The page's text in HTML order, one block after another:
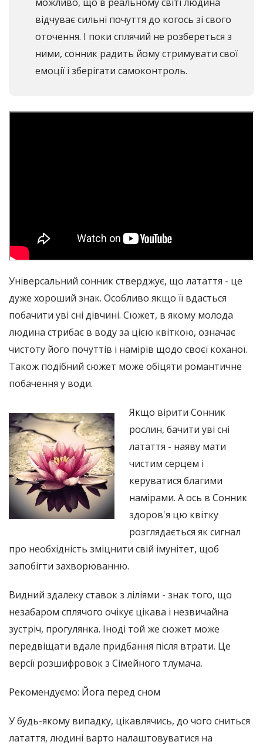
відчуває сильні почуття до когось зі свого
оточення. І поки сплячий не розбереться з
ними, сонник радить йому стримувати свої
емоції і зберігати самоконтроль.
Універсальний сонник стверджує, що латаття - це
дуже хороший знак. Особливо якщо її вдасться
побачити уві сні дівчині. Сюжет, в якому молода
людина стрибає в воду за цією квіткою, означає
чистоту його почуттів і намірів щодо своєї коханої.
Також подібний сюжет може обіцяти романтичне
побачення у води.
Якщо вірити Сонник
рослин, бачити уві сні
латаття - наяву мати
чистим серцем і
керуватися благими
намірами. А ось в Сонник
здоров'я цю квітку
розглядається як сигнал
про необхідність зміцнити свій імунітет, щоб
запобігти захворюванню.
Видний здалеку ставок з ліліями - знак того, що
незабаром сплячого очікує цікава і незвичайна
зустріч, прогулянка. Іноді той же сюжет може
передвіщати вдале придбання після втрати. Це
версії розшифровок з Сімейного тлумача.
Рекомендуємо: Йога перед сном
У будь-якому випадку, цікавлячись, до чого сниться
латаття, людині варто налаштовуватися на